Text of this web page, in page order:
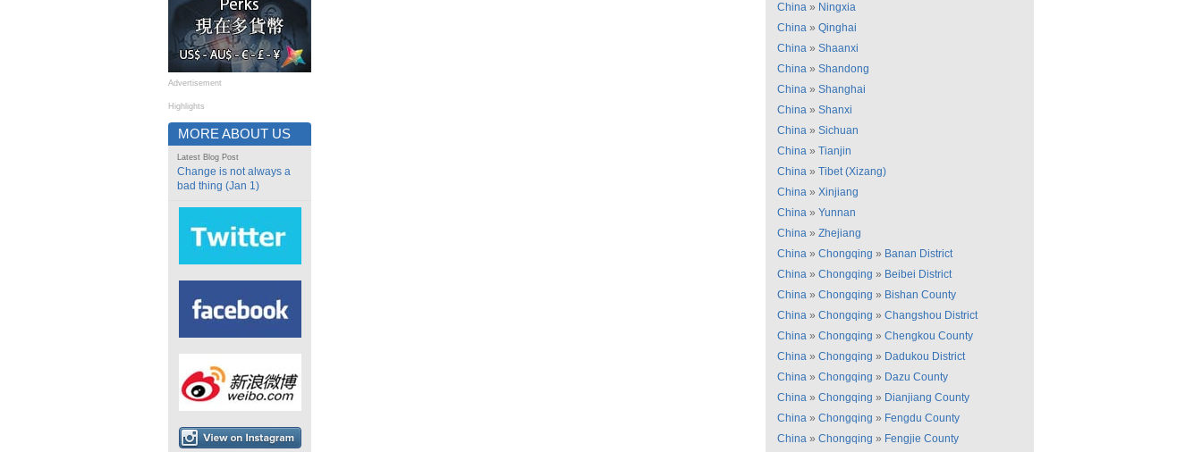
Advertisement
Highlights
MORE ABOUT US
Latest Blog Post
Change is not always a
bad thing (Jan 1)
China » Ningxia
China » Qinghai
China » Shaanxi
China » Shandong
China » Shanghai
China » Shanxi
China » Sichuan
China » Tianjin
China » Tibet (Xizang)
China » Xinjiang
China » Yunnan
China » Zhejiang
China » Chongqing » Banan District
China » Chongqing » Beibei District
China » Chongqing » Bishan County
China » Chongqing » Changshou District
China » Chongqing » Chengkou County
China » Chongqing » Dadukou District
China » Chongqing » Dazu County
China » Chongqing » Dianjiang County
China » Chongqing » Fengdu County
China » Chongqing » Fengjie County